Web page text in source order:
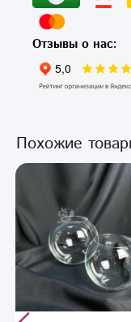
Отзывы о нас:
Похожие